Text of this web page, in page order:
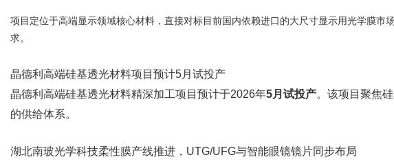
项目定位于高端显示领域核心材料，直接对标目前国内依赖进口的大尺寸显示用光学膜
求。
晶德利高端硅基透光材料项目预计5月试投产
晶德利高端硅基透光材料精深加工项目预计于2026年5月试投产。该项目聚焦
的供给体系。
湖北南玻光学科技柔性膜产线推进，UTG/UFG与智能眼镜镜片同步布局